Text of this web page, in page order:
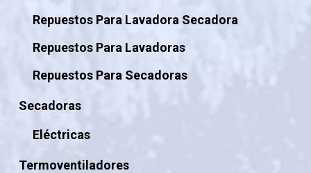
Repuestos Para Lavadora Secadora
Repuestos Para Lavadoras
Repuestos Para Secadoras
Secadoras
Eléctricas
Termoventiladores